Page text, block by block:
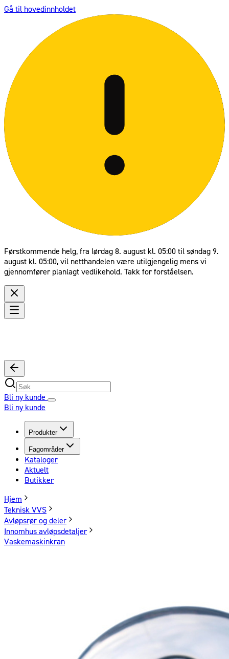
Gå til hovedinnholdet
Førstkommende helg, fra lørdag 8. august kl. 05:00 til søndag 9.
august kl. 05:00, vil netthandelen være utilgjengelig mens vi
gjennomfører planlagt vedlikehold. Takk for forståelsen.
Bli ny kunde
Bli ny kunde
Produkter
Fagområder
Kataloger
Aktuelt
Butikker
Hjem
Teknisk VVS
Avløpsrør og deler
Innomhus avløpsdetaljer
Vaskemaskinkran